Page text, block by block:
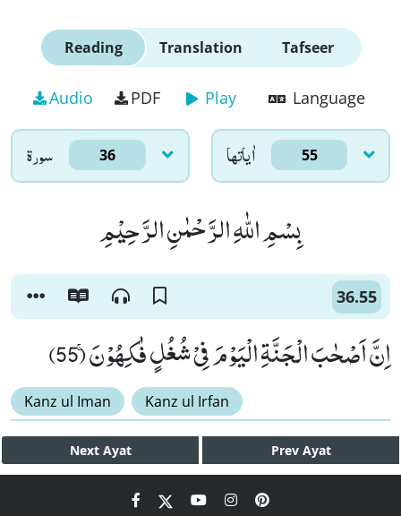
Reading Translation Tafseer
Audio PDF Play Language
سورۃ 36 اٰياتها 55
بِسْمِ اللّٰهِ الرَّحْمٰنِ الرَّحِیْمِ
36.55
اِنَّ اَصْحٰبَ الْجَنَّةِ الْیَوْمَ فِیْ شُغُلٍ فٰكِهُوْنَۚ (55)
Kanz ul Iman Kanz ul Irfan
Next Ayat Prev Ayat